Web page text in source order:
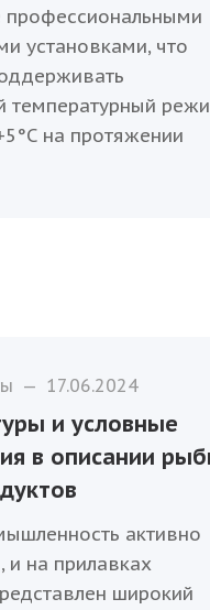
установками, что
температурный
на протяжении
— 17.06.2024
и условные
в описании
активно
и на прилавках
широкий